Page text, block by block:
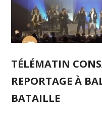
TÉLÉMATIN
REPORTAGE À
BATAILLE